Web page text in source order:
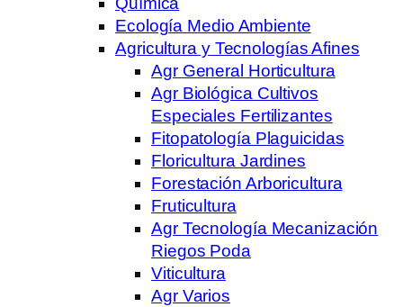
Ecología Medio Ambiente
Agricultura y Tecnologías Afines
Agr General Horticultura
Agr Biológica Cultivos
Especiales Fertilizantes
Fitopatología Plaguicidas
Floricultura Jardines
Forestación Arboricultura
Fruticultura
Agr Tecnología Mecanización
Riegos Poda
Viticultura
Agr Varios